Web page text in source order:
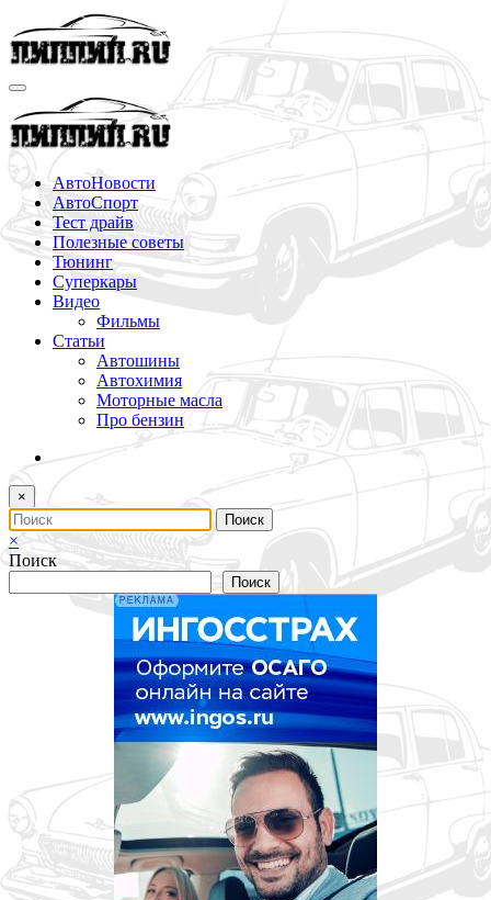
Перейти
к
содержимому
АвтоНовости
АвтоСпорт
Тест драйв
Полезные советы
Тюнинг
Суперкары
Видео
Фильмы
Статьи
Автошины
Автохимия
Моторные масла
Про бензин
×
×
Поиск
Поиск